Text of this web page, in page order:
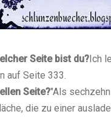
Seite bist du?Ich
auf Seite 333.
Seite?"Als
die zu einer